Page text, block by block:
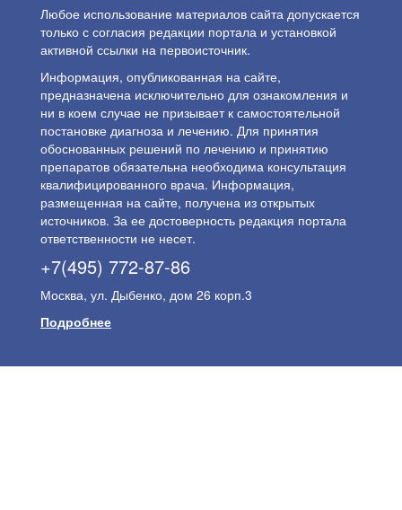
Любое использование материалов сайта допускается
только с согласия редакции портала и установкой
активной ссылки на первоисточник.
Информация, опубликованная на сайте,
предназначена исключительно для ознакомления и
ни в коем случае не призывает к самостоятельной
постановке диагноза и лечению. Для принятия
обоснованных решений по лечению и принятию
препаратов обязательна необходима консультация
квалифицированного врача. Информация,
размещенная на сайте, получена из открытых
источников. За ее достоверность редакция портала
ответственности не несет.
+7(495) 772-87-86
Москва, ул. Дыбенко, дом 26 корп.3
Подробнее